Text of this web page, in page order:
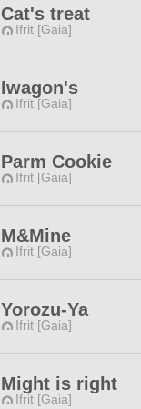
Cat's treat
Ifrit [Gaia]
Iwagon's
Ifrit [Gaia]
Parm Cookie
Ifrit [Gaia]
M&Mine
Ifrit [Gaia]
Yorozu-Ya
Ifrit [Gaia]
Might is right
Ifrit [Gaia]